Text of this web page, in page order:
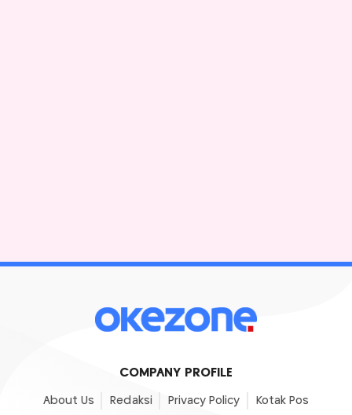
COMPANY PROFILE
About Us Redaksi Privacy Policy Kotak Pos